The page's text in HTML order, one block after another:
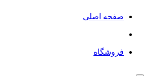
صفحه اصلی
فروشگاه